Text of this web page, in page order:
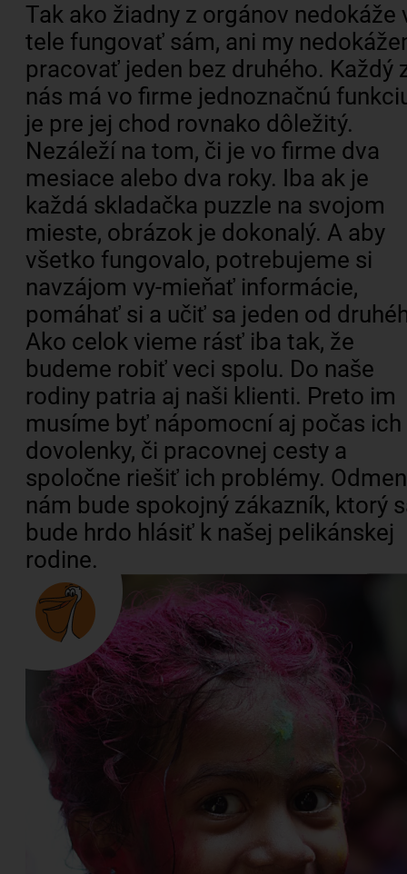
Tak ako žiadny z orgánov nedokáže
tele fungovať sám, ani my
pracovať jeden bez druhého. Každý
nás má vo firme jednoznačnú
je pre jej chod rovnako dôležitý.
Nezáleží na tom, či je vo firme dva
mesiace alebo dva roky. Iba ak je
každá skladačka puzzle na svojom
mieste, obrázok je dokonalý. A aby
všetko fungovalo, potrebujeme si
navzájom vy-mieňať informácie,
pomáhať si a učiť sa jeden od
Ako celok vieme rásť iba tak, že
budeme robiť veci spolu. Do naše
rodiny patria aj naši klienti. Preto im
musíme byť nápomocní aj počas ich
dovolenky, či pracovnej cesty a
spoločne riešiť ich problémy.
nám bude spokojný zákazník, ktorý
bude hrdo hlásiť k našej pelikánskej
rodine.